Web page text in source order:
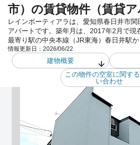
市）の賃貸物件（賃貸ア
レインボーティアラは、愛知県春日井市
アパートです。築年月は、2017年2月で現
最寄り駅の中央本線（JR東海）春日井駅か
情報更新日： 2026/06/22
建物概要
この物件の空室に関す
い合わせ